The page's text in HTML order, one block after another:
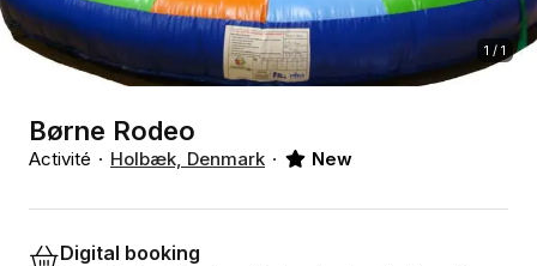
1 / 1
Børne Rodeo
Activité Holbæk, Denmark New
Digital booking